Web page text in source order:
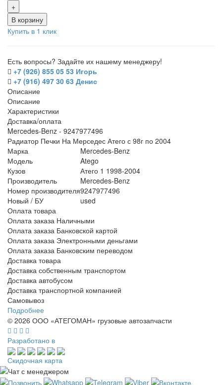
+
В корзину
Купить в 1 клик
Есть вопросы? Задайте их нашему менеджеру!
+7 (926) 855 05 53 Игорь
+7 (916) 497 30 63 Денис
Описание
Описание
Характеристики
Доставка/оплата
Mercedes-Benz - 9247977496
Радиатор Печки На Мерседес Атего с 98г по 2004
Марка
Mercedes-Benz
Модель
Atego
Кузов
Атего 1 1998-2004
Производитель
Mercedes-Benz
Номер производителя9247977496
Новый / БУ
used
Оплата товара
Оплата заказа Наличными
Оплата заказа Банковской картой
Оплата заказа Электронными деньгами
Оплата заказа Банковским переводом
Доставка товара
Доставка собственным транспортом
Доставка автобусом
Доставка транспортной компанией
Самовывоз
Подробнее
© 2026 ООО «АТЕГОМАН» грузовые автозапчасти
Разработано в
Скидочная карта